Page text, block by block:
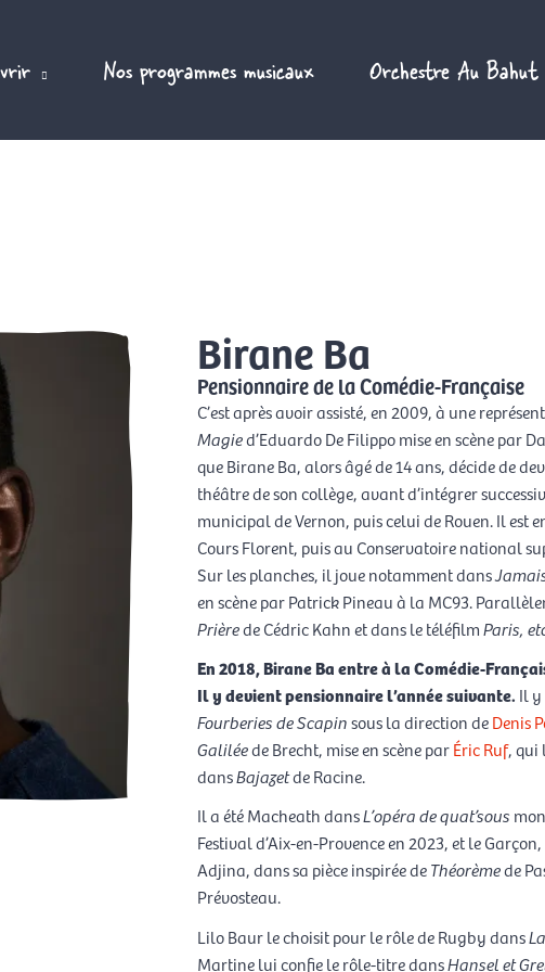
Nos programmes musicaux Orchestre Au Bahut
Birane Ba
Pensionnaire de la Comédie-Française
C’est après avoir assisté, en 2009, à une
Magied’Eduardo De Filippo mise en scène par
que Birane Ba, alors âgé de 14 ans, décide de
théâtre de son collège, avant d’intégrer
municipal de Vernon, puis celui de Rouen. Il est
Cours Florent, puis au Conservatoire national
Sur les planches, il joue notamment dans
en scène par Patrick Pineau à la MC93.
Prièrede Cédric Kahn et dans le téléfilmParis,
En 2018, Birane Ba entre à la Comédie-
Il y devient pensionnaire l’année suivante. Il y
Fourberies de Scapinsous la direction deDenis
Galiléede Brecht, mise en scène parÉric Ruf, qui
dansBajazetde Racine.
Il a été Macheath dansL’opéra de quat’sous
Festival d’Aix-en-Provence en 2023, et le
Adjina, dans sa pièce inspirée deThéorèmede
Prévosteau.
Lilo Baur le choisit pour le rôle de Rugby dans
Martine lui confie le rôle-titre dansHansel et